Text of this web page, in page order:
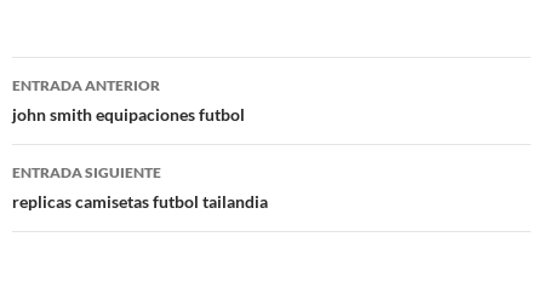
Navegación
de
entradas
ENTRADA ANTERIOR
john smith equipaciones futbol
ENTRADA SIGUIENTE
replicas camisetas futbol tailandia